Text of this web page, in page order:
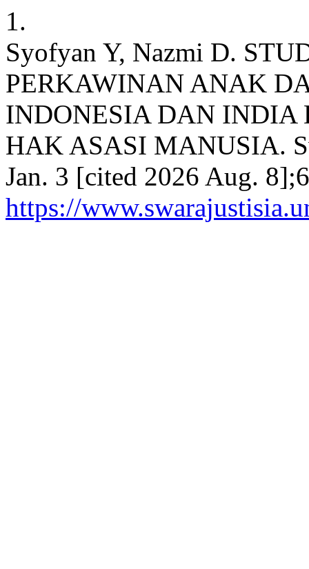
1.
Syofyan Y, Nazmi D.
PERKAWINAN ANAK
INDONESIA DAN INDIA
HAK ASASI MANUSIA.
Jan. 3 [cited 2026 Aug.
https://